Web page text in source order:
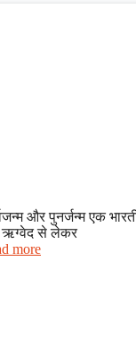
और पुनर्जन्म एक
ऋग्वेद से लेकर
more